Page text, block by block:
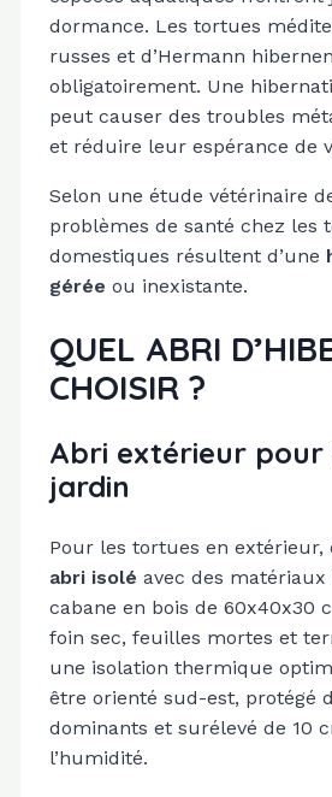
dormance. Les tortues
russes et d’Hermann
obligatoirement. Une
peut causer des troubles
et réduire leur espérance de
Selon une étude vétérinaire
problèmes de santé chez les
domestiques résultent d’une
gérée ou inexistante.
QUEL ABRI
CHOISIR ?
Abri extérieur
jardin
Pour les tortues en extérieur,
abri isolé avec des
cabane en bois de 60x40x30
foin sec, feuilles mortes et
une isolation thermique
être orienté sud-est, protégé
dominants et surélevé de 10
l’humidité.